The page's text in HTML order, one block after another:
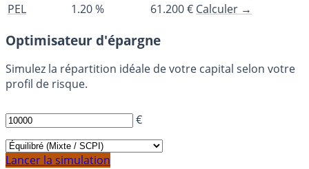
PEL
1.20 % 61.200 € Calculer →
Optimisateur d'épargne
Simulez la répartition idéale de votre capital selon votre
profil de risque.
€
Lancer la simulation